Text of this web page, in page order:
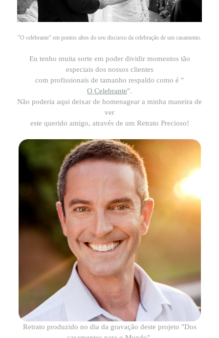
"O celebrante" em pontos altos do seu discurso da celebração de um casamento.
Eu tenho muita sorte em poder dividir momentos tão
especiais dos nossos clientes
com profissionais de tamanho respaldo como é "
O Celebrante".
Não poderia aqui deixar de homenagear a minha maneira de
ver
este querido amigo, através de um Retrato Precioso!
Retrato produzido no dia da gravação deste projeto "Dos